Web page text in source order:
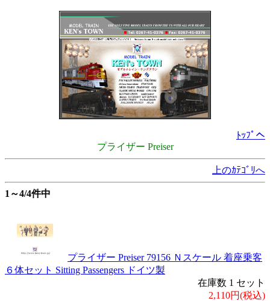
ﾄｯﾌﾟへ
プライザー Preiser
上のｶﾃｺﾞﾘへ
1～4/4件中
プライザー Preiser 79156 Ｎスケール 着座乗客
６体セット Sitting Passengers ドイツ製
在庫数 1 セット
2,110円(税込)